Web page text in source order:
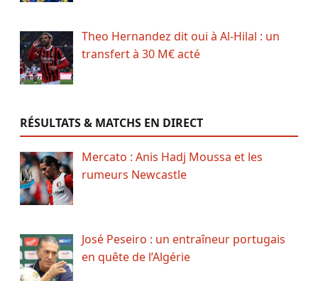
Theo Hernandez dit oui à Al-Hilal : un
transfert à 30 M€ acté
RÉSULTATS & MATCHS EN DIRECT
Mercato : Anis Hadj Moussa et les
rumeurs Newcastle
José Peseiro : un entraîneur portugais
en quête de l’Algérie